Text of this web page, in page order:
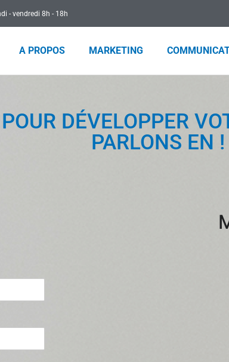
- vendredi 8h - 18h
A PROPOS MARKETING
DÉVELOPPER
PARLONS EN !